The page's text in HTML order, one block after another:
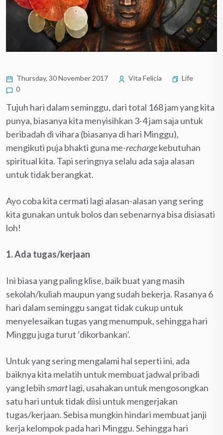
Thursday, 30 November 2017 Vita Felicia
Life
0
Tujuh hari dalam seminggu, dari total 168 jam yang kita
punya, biasanya kita menyisihkan 3-4 jam saja untuk
beribadah di vihara (biasanya di hari Minggu),
mengikuti puja bhakti guna me-rechargekebutuhan
spiritual kita. Tapi seringnya selalu ada saja alasan
untuk tidak berangkat.
Ayo coba kita cermati lagi alasan-alasan yang sering
kita gunakan untuk bolos dan sebenarnya bisa disiasati
loh!
1. Ada tugas/kerjaan
Ini biasa yang paling klise, baik buat yang masih
sekolah/kuliah maupun yang sudah bekerja. Rasanya 6
hari dalam seminggu sangat tidak cukup untuk
menyelesaikan tugas yang menumpuk, sehingga hari
Minggu juga turut ‘dikorbankan’.
Untuk yang sering mengalami hal seperti ini, ada
baiknya kita melatih untuk membuat jadwal pribadi
yang lebihsmartlagi, usahakan untuk mengosongkan
satu hari untuk tidak diisi untuk mengerjakan
tugas/kerjaan. Sebisa mungkin hindari membuat janji
kerja kelompok pada hari Minggu. Sehingga hari